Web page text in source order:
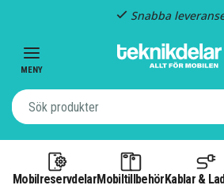
Snabba
MENY
MobilreservdelarMobiltillbehör Kablar &